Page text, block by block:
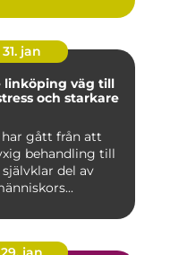
31. jan
väg till
och starkare
har gått från att
behandling till
del av